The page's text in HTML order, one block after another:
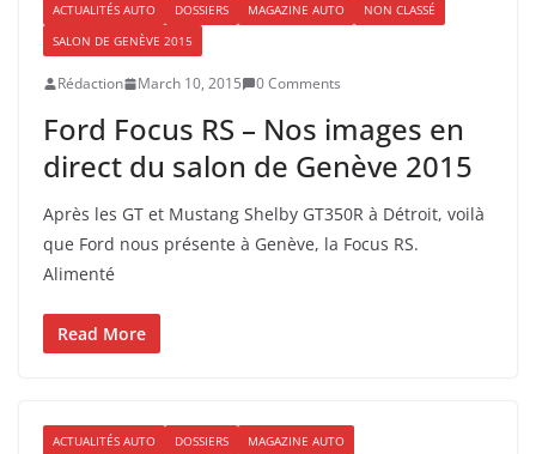
ACTUALITÉS AUTO DOSSIERS MAGAZINE AUTO
NON CLASSÉ
SALON DE GENÈVE 2015
Rédaction March 10, 2015 0 Comments
Ford Focus RS – Nos images en
direct du salon de Genève 2015
Après les GT et Mustang Shelby GT350R à Détroit, voilà
que Ford nous présente à Genève, la Focus RS.
Alimenté
Read More
ACTUALITÉS AUTO DOSSIERS
MAGAZINE AUTO